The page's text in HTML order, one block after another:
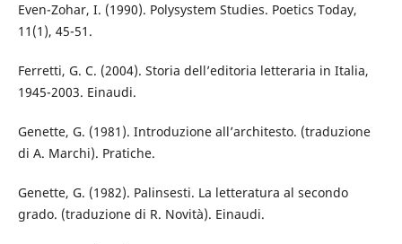
Even-Zohar, I. (1990). Polysystem Studies. Poetics Today,
11(1), 45-51.
Ferretti, G. C. (2004). Storia dell’editoria letteraria in Italia,
1945-2003. Einaudi.
Genette, G. (1981). Introduzione all’architesto. (traduzione
di A. Marchi). Pratiche.
Genette, G. (1982). Palinsesti. La letteratura al secondo
grado. (traduzione di R. Novità). Einaudi.